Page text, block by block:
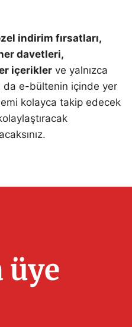
indirim fırsatları,
davetleri,
içerikler ve yalnızca
da e-bültenin içinde yer
kolayca takip edecek
üye